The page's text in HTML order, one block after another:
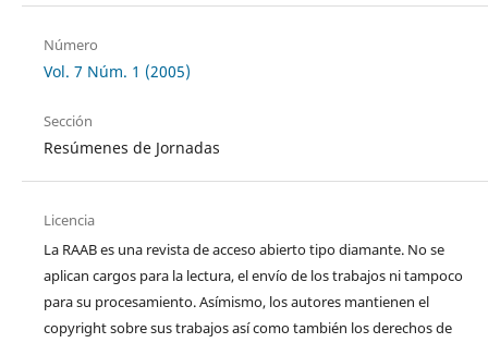
Número
Vol. 7 Núm. 1 (2005)
Sección
Resúmenes de Jornadas
Licencia
La RAAB es una revista de acceso abierto tipo diamante. No se
aplican cargos para la lectura, el envío de los trabajos ni tampoco
para su procesamiento. Asímismo, los autores mantienen el
copyright sobre sus trabajos así como también los derechos de